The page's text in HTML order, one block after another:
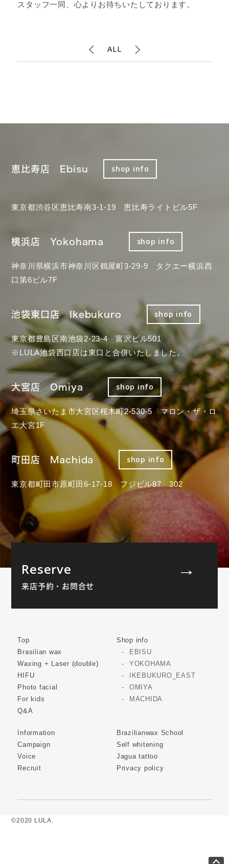
スタッフ一同、心よりお待ちいたしております。
ALL
恵比寿店 Ebisu shop info
東京都渋谷区恵比寿南3-1-19 恵比寿ライトビル5F
横浜店 Yokohama shop info
神奈川県横浜市神奈川区鶴屋町3-29-9 タクエー横浜西
口第6ビル7F
池袋東口店 Ikebukuro shop info
東京都豊島区南池袋2-23-4 富沢ビル501
※LULA池袋西口店は東口と合併いたしました。
大宮店 Omiya shop info
埼玉県さいたま市大宮区桜木町2-530-5 マロン・ザ・ロ
エ大宮1F
町田店 Machida shop info
東京都町田市原町田6-17-18 フジビル87 302
Reserve
来店予約・お問合せ
Top
Brasilian wax
Waxing + Laser (double)
HIFU
Photo facial
For kids
Q&A
Shop info
EBISU
YOKOHAMA
IKEBUKURO_EAST
OMIYA
MACHIDA
Information
Campaign
Voice
Recruit
Brazilianwax School
Self whitening
Jagua tattoo
Privacy policy
©2020 LULA.